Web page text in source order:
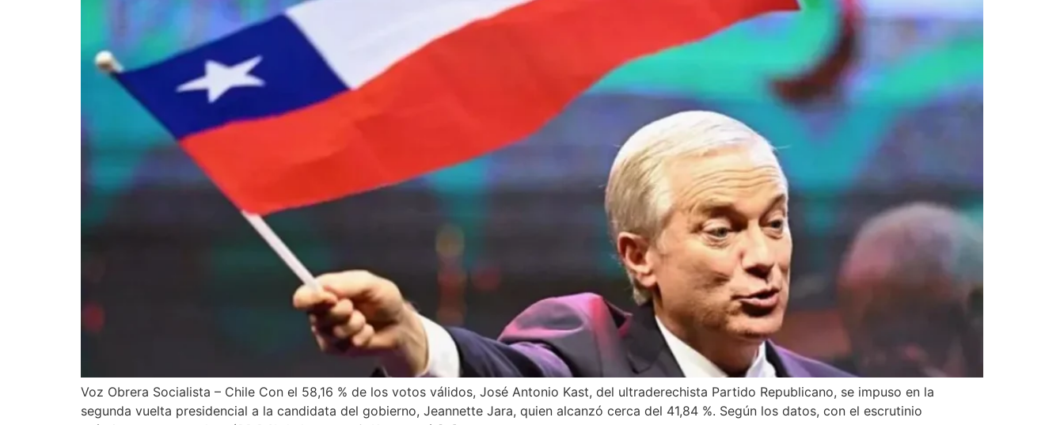
Voz Obrera Socialista – Chile Con el 58,16 % de los votos válidos, José Antonio Kast, del ultraderechista Partido Republicano, se impuso en la
segunda vuelta presidencial a la candidata del gobierno, Jeannette Jara, quien alcanzó cerca del 41,84 %. Según los datos, con el escrutinio